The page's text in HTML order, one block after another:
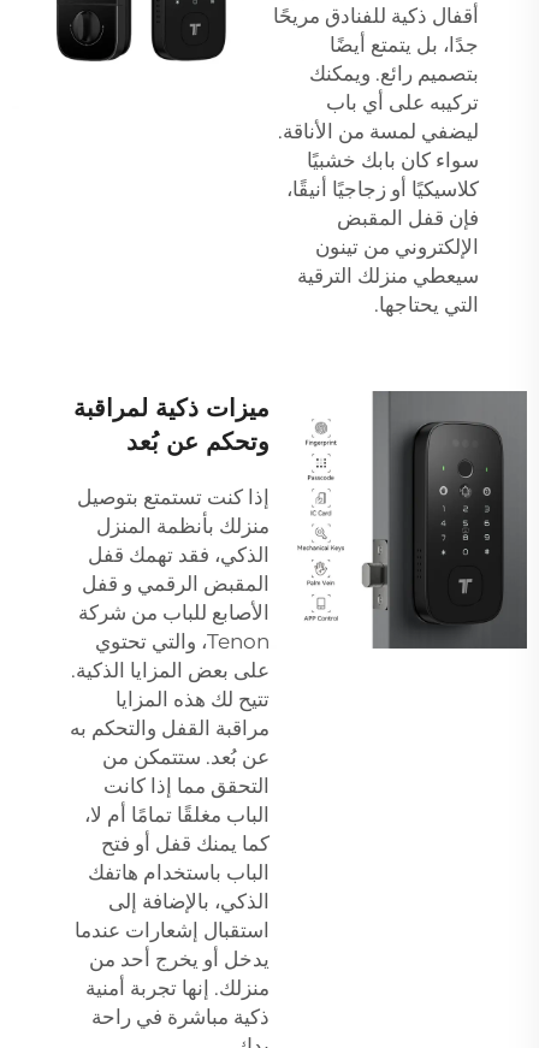
أقفال ذكية للفنادق مريحًا
جدًا، بل يتمتع أيضًا
بتصميم رائع. ويمكنك
تركيبه على أي باب
ليضفي لمسة من الأناقة.
سواء كان بابك خشبيًا
كلاسيكيًا أو زجاجيًا أنيقًا،
فإن قفل المقبض
الإلكتروني من تينون
سيعطي منزلك الترقية
التي يحتاجها.
ميزات ذكية لمراقبة
وتحكم عن بُعد
إذا كنت تستمتع بتوصيل
منزلك بأنظمة المنزل
الذكي، فقد تهمك قفل
المقبض الرقمي و قفل
الأصابع للباب من شركة
Tenon، والتي تحتوي
على بعض المزايا الذكية.
تتيح لك هذه المزايا
مراقبة القفل والتحكم به
عن بُعد. ستتمكن من
التحقق مما إذا كانت
الباب مغلقًا تمامًا أم لا،
كما يمنك قفل أو فتح
الباب باستخدام هاتفك
الذكي، بالإضافة إلى
استقبال إشعارات عندما
يدخل أو يخرج أحد من
منزلك. إنها تجربة أمنية
ذكية مباشرة في راحة